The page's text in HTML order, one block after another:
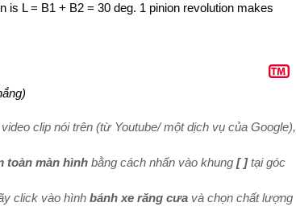
is L = B1 + B2 = 30 deg. 1 pinion revolution makes
clip nói trên (từ Youtube/ một dịch vụ của Google),
toàn màn hình bằng cách nhấn vào khung [ ] tại góc
click vào hình bánh xe răng cưa và chọn chất lượng